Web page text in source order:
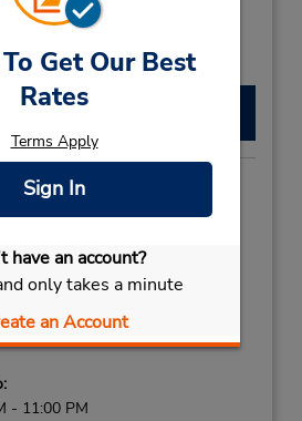
Get Our Best
Rates
Terms Apply
Sign In
have an account?
only takes a minute
an Account
- 7:00 PM
llaves
una reservación
International Airport
Teléfono:
995599234997
- 11:00 PM